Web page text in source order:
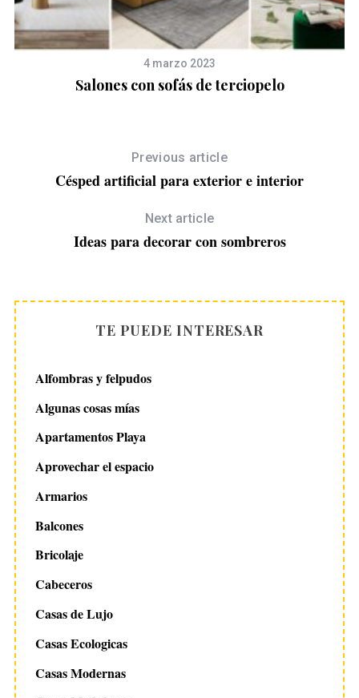
4 marzo 2023
Salones con sofás de terciopelo
Previous article
Césped artificial para exterior e interior
Next article
Ideas para decorar con sombreros
TE PUEDE INTERESAR
Alfombras y felpudos
Algunas cosas mías
Apartamentos Playa
Aprovechar el espacio
Armarios
Balcones
Bricolaje
Cabeceros
Casas de Lujo
Casas Ecologicas
Casas Modernas